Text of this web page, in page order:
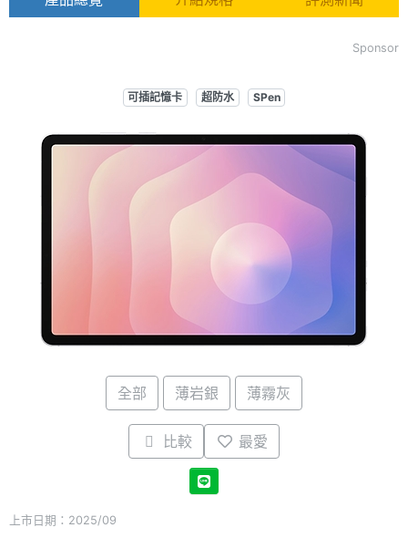
Sponsor
可插記憶卡 超防水 SPen
全部 薄岩銀 薄霧灰
比較 最愛
上市日期：2025/09